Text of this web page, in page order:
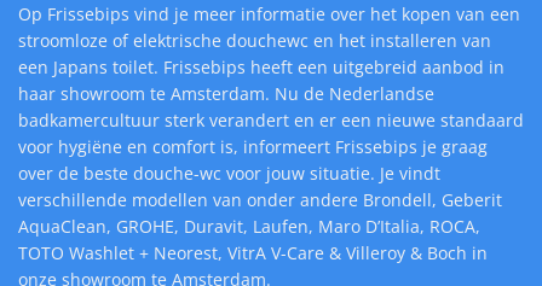
Op Frissebips vind je meer informatie over het kopen van een
stroomloze of elektrische douchewc en het installeren van
een Japans toilet. Frissebips heeft een uitgebreid aanbod in
haar showroom te Amsterdam. Nu de Nederlandse
badkamercultuur sterk verandert en er een nieuwe standaard
voor hygiëne en comfort is, informeert Frissebips je graag
over de beste douche-wc voor jouw situatie. Je vindt
verschillende modellen van onder andere Brondell, Geberit
AquaClean, GROHE, Duravit, Laufen, Maro D’Italia, ROCA,
TOTO Washlet + Neorest, VitrA V-Care & Villeroy & Boch in
onze showroom te Amsterdam.